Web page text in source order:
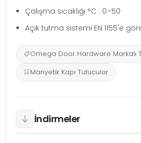
Çalışma sıcaklığı °C : 0–50
Açık tutma sistemi EN 1155'e
Omega Door Hardware Markalı
Manyetik Kapı Tutucular
İndirmeler